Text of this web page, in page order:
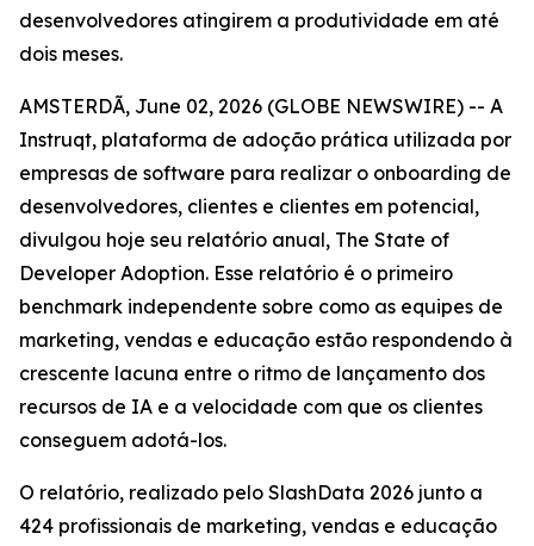
desenvolvedores atingirem a produtividade em até
dois meses.
AMSTERDÃ, June 02, 2026 (GLOBE NEWSWIRE) -- A
Instruqt, plataforma de adoção prática utilizada por
empresas de software para realizar o onboarding de
desenvolvedores, clientes e clientes em potencial,
divulgou hoje seu relatório anual, The State of
Developer Adoption. Esse relatório é o primeiro
benchmark independente sobre como as equipes de
marketing, vendas e educação estão respondendo à
crescente lacuna entre o ritmo de lançamento dos
recursos de IA e a velocidade com que os clientes
conseguem adotá-los.
O relatório, realizado pelo SlashData 2026 junto a
424 profissionais de marketing, vendas e educação